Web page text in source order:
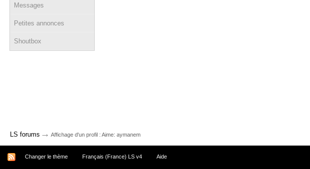
Messages
Petites annonces
Shoutbox
LS forums → Affichage d'un profil : Aime: aymanem
Changer le thème Français (France) LS v4 Aide